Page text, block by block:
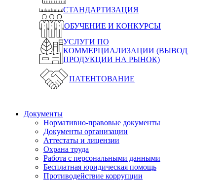
СТАНДАРТИЗАЦИЯ
ОБУЧЕНИЕ И КОНКУРСЫ
УСЛУГИ ПО
КОММЕРЦИАЛИЗАЦИИ (ВЫВОД
ПРОДУКЦИИ НА РЫНОК)
ПАТЕНТОВАНИЕ
Документы
Нормативно-правовые документы
Документы организации
Аттестаты и лицензии
Охрана труда
Работа с персональными данными
Бесплатная юридическая помощь
Противодействие коррупции